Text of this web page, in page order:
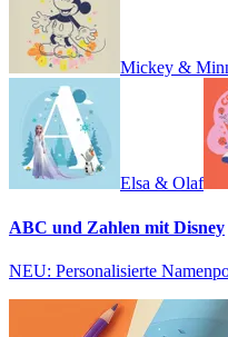
Mickey &
Elsa & Olaf
ABC und Zahlen mit Disney
NEU: Personalisierte